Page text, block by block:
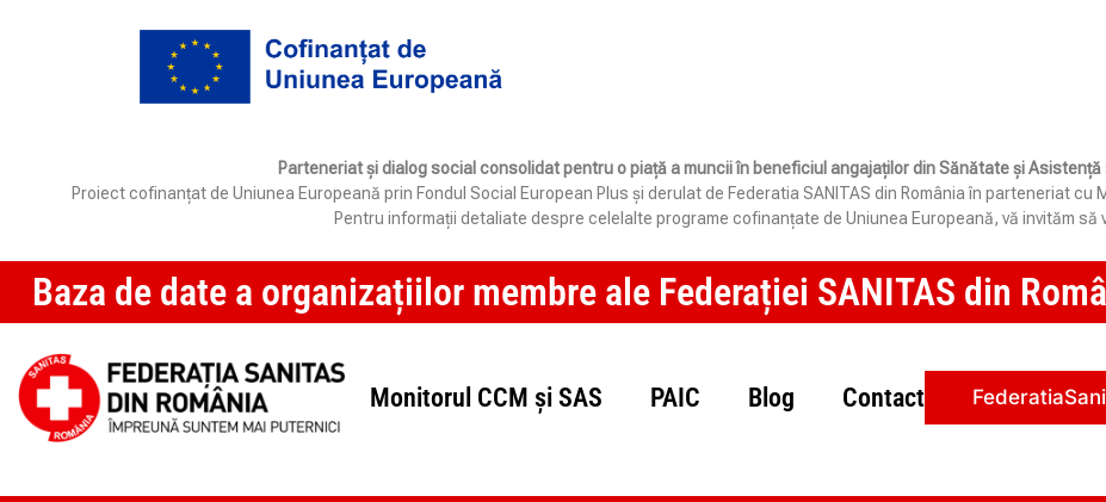
Parteneriat și dialog social consolidat pentru o piață a muncii în beneficiul angajaților din Sănătate și
Proiect cofinanțat de Uniunea Europeană prin Fondul Social European Plus și derulat de Federatia SANITAS din România în parteneriat
Pentru informații detaliate despre celelalte programe cofinanțate de Uniunea Europeană, vă invităm să
Baza de date a organizațiilor membre ale Federației SANITAS din
Monitorul CCM și SAS PAIC Blog Contact